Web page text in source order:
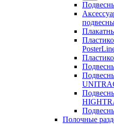
Полочные